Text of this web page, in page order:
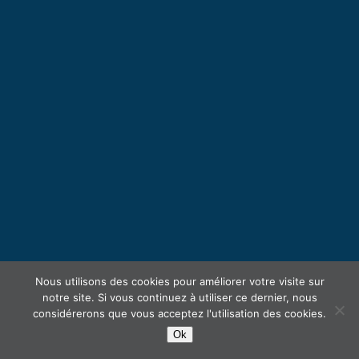
Nous utilisons des cookies pour améliorer votre visite sur
notre site. Si vous continuez à utiliser ce dernier, nous
considérerons que vous acceptez l'utilisation des cookies.
Ok